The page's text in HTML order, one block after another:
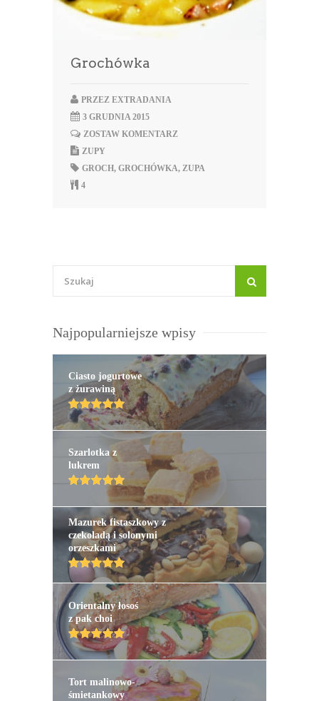
Grochówka
PRZEZ EXTRADANIA
3 GRUDNIA 2015
ZOSTAW KOMENTARZ
ZUPY
GROCH, GROCHÓWKA, ZUPA
4
Najpopularniejsze wpisy
Ciasto jogurtowe
z żurawiną
Szarlotka z
lukrem
Mazurek fistaszkowy z
czekoladą i solonymi
orzeszkami
Orientalny łosoś
z pak choi
Tort malinowo-
śmietankowy